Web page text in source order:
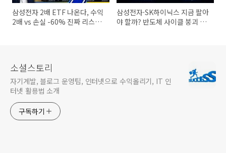
삼성전자 2배 ETF 나온다, 수익
2배 vs 손실 -60% 진짜 리스크
삼성전자·SK하이닉스 지금 팔아
야 할까? 반도체 사이클 붕괴 경
소셜스토리
자기계발, 블로그 운영팁, 인터넷으로 수익올리기, IT 인
터넷 활용법 소개
구독하기